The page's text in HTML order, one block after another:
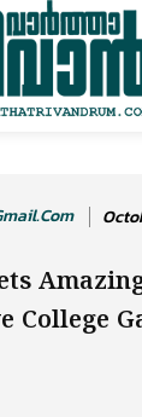
College